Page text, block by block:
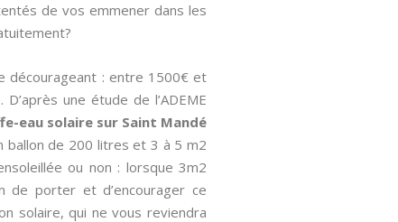
de vos emmener dans les
décourageant : entre 1500€ et
une étude de l’ADEME
eau solaire sur Saint Mandé
ballon de 200 litres et 3 à 5 m2
ou non : lorsque 3m2
de porter et d’encourager ce
solaire, qui ne vous reviendra